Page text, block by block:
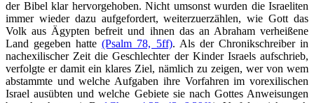
der Bibel klar hervorgehoben. Nicht umsonst wurden die Israeliten
immer wieder dazu aufgefordert, weiterzuerzählen, wie Gott das
Volk aus Ägypten befreit und ihnen das an Abraham verheißene
Land gegeben hatte(Psalm 78, 5ff). Als der Chronikschreiber in
nachexilischer Zeit die Geschlechter der Kinder Israels aufschrieb,
verfolgte er damit ein klares Ziel, nämlich zu zeigen, wer von wem
abstammte und welche Aufgaben ihre Vorfahren im vorexilischen
Israel ausübten und welche Gebiete sie nach Gottes Anweisungen